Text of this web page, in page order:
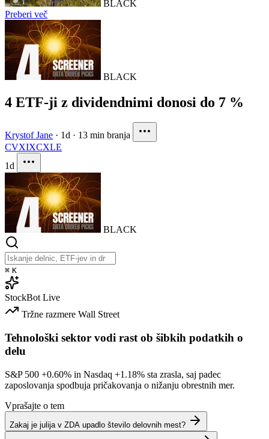
BLACK
Preberi več
BLACK
4 ETF-ji z dividendnimi donosi do 7 %
Krystof Jane · 1d · 13 min branja
CVXIXCXLE
1d
BLACK
⌘ K
StockBot Live
Tržne razmere Wall Street
Tehnološki sektor vodi rast ob šibkih podatkih o
delu
S&P 500 +0.60% in Nasdaq +1.18% sta zrasla, saj padec
zaposlovanja spodbuja pričakovanja o nižanju obrestnih mer.
Vprašajte o tem
Zakaj je julija v ZDA upadlo število delovnih mest?